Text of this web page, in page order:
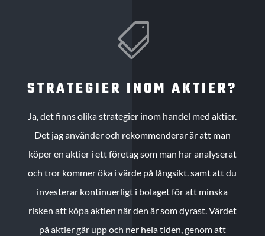

STRATEGIER INOM AKTIER?
Ja, det finns olika strategier inom handel med aktier.
Det jag använder och rekommenderar är att man
köper en aktier i ett företag som man har analyserat
och tror kommer öka i värde på långsikt. samt att du
investerar kontinuerligt i bolaget för att minska
risken att köpa aktien när den är som dyrast. Värdet
på aktier går upp och ner hela tiden, genom att